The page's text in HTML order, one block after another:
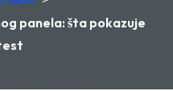
panela: šta pokazuje